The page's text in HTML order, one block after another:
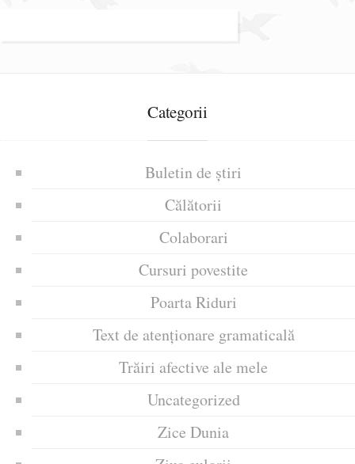
Categorii
Buletin de știri
Călătorii
Colaborari
Cursuri povestite
Poarta Riduri
Text de atenționare gramaticală
Trăiri afective ale mele
Uncategorized
Zice Dunia